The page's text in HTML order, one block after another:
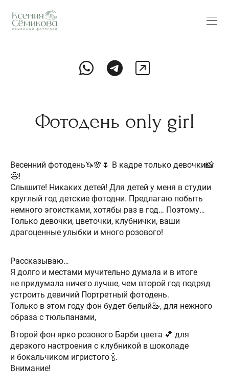
Фотодень only girl
Весенний фотодень🦄🌸🌷 В кадре только девочки📸
😉!
Слышите! Никаких детей! Для детей у меня в студии
круглый год детские фотодни. Предлагаю побыть
немного эгоистками, хотябы раз в год… Поэтому…
Только девочки, цветочки, клубнички, ваши
драгоценные улыбки и много розового!
Рассказываю…
Я долго и местами мучительно думала и в итоге
не придумала ничего лучше, чем второй год подряд
устроить девичий Портретный фотодень.
Только в этом году фон будет белый🦢, для нежного
образа с тюльпанами,
Второй фон ярко розового Барби цвета 💕 для
дерзкого настроения с клубникой в шоколаде
и бокальчиком игристого 🍾.
Внимание!